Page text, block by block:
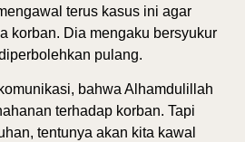
terus kasus ini agar
korban. Dia mengaku bersyukur
pulang.
bahwa Alhamdulillah
terhadap korban. Tapi
tentunya akan kita kawal